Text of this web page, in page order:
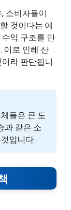
소비자들이
것이다는 예
익 구조를 만
이로 인해 산
라 판단됩니
들은 큰 도
과 같은 소
입니다.